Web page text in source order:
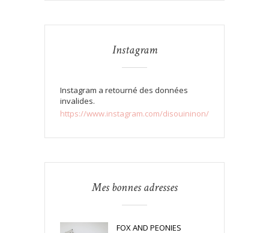
Instagram
Instagram a retourné des données
invalides.
https://www.instagram.com/disouininon/
Mes bonnes adresses
FOX AND PEONIES